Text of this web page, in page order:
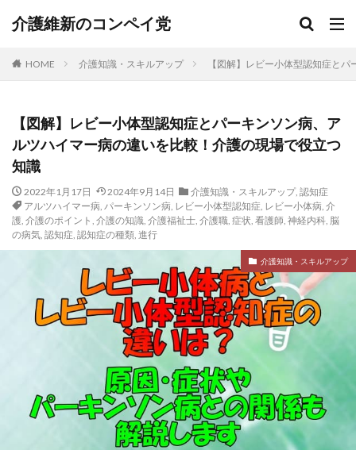
介護維新のコンペイ党
HOME 介護知識・スキルアップ 【図解】レビー小体型認知症と
【図解】レビー小体型認知症とパーキンソン病、ア
ルツハイマー病の違いを比較！介護の現場で役立つ
知識
2022年1月17日 2024年9月14日 介護知識・スキルアップ, 認知症
アルツハイマー病, パーキンソン病, レビー小体型認知症, レビー小体病, 介
護, 介護のポイント , 介護の知識, 介護福祉士, 介護職, 症状, 看護師, 神経内科, 脳
の病気, 認知症, 認知症の種類, 進行
介護知識・スキルアップ